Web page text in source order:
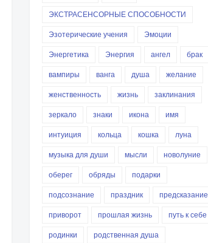
ЭКСТРАСЕНСОРНЫЕ СПОСОБНОСТИ
Эзотерические учения
Эмоции
Энергетика
Энергия ангел
брак
вампиры
ванга душа
желание
женственность
жизнь
заклинания
зеркало
знаки икона
имя
интуиция
кольца кошка
луна
музыка для души
мысли
новолуние
оберег
обряды
подарки
подсознание
праздник
предсказание
приворот
прошлая жизнь
путь к себе
родинки
родственная душа